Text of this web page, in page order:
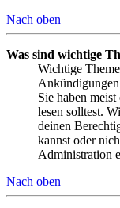
Nach oben
Was sind wichtige
Wichtige
Ankündigungen
Sie haben
lesen solltest.
deinen
kannst oder
Administration
Nach oben